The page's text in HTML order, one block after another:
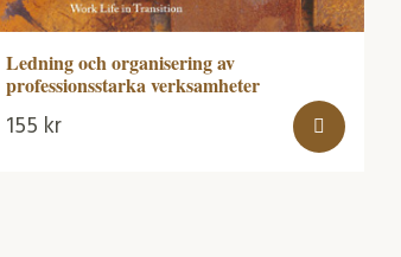
Ledning och organisering av
professionsstarka verksamheter
155 kr